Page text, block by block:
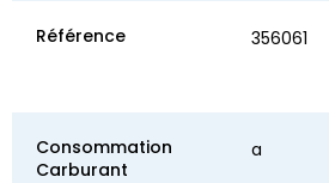
Référence 356061
Consommation
Carburant
a